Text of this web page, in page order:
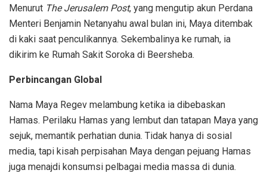
Menurut The Jerusalem Post, yang mengutip akun Perdana
Menteri Benjamin Netanyahu awal bulan ini, Maya ditembak
di kaki saat penculikannya. Sekembalinya ke rumah, ia
dikirim ke Rumah Sakit Soroka di Beersheba.
Perbincangan Global
Nama Maya Regev melambung ketika ia dibebaskan
Hamas. Perilaku Hamas yang lembut dan tatapan Maya yang
sejuk, memantik perhatian dunia. Tidak hanya di sosial
media, tapi kisah perpisahan Maya dengan pejuang Hamas
juga menajdi konsumsi pelbagai media massa di dunia.